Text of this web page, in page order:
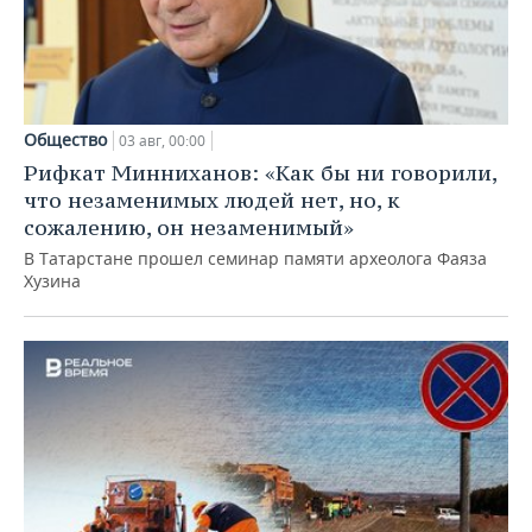
Общество 03 авг, 00:00
Рифкат Минниханов: «Как бы ни говорили,
что незаменимых людей нет, но, к
сожалению, он незаменимый»
В Татарстане прошел семинар памяти археолога Фаяза
Хузина